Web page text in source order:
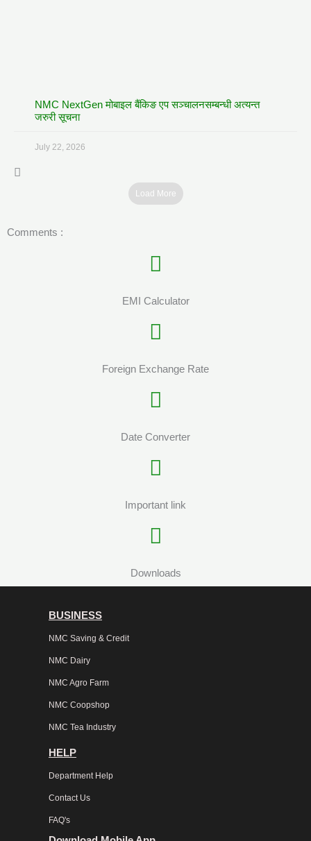
NMC NextGen मोबाइल बैंकिङ एप सञ्चालनसम्बन्धी अत्यन्त
जरुरी सूचना
July 22, 2026
Load More
Comments :
EMI Calculator
Foreign Exchange Rate
Date Converter
Important link
Downloads
BUSINESS
NMC Saving & Credit
NMC Dairy
NMC Agro Farm
NMC Coopshop
NMC Tea Industry
HELP
Department Help
Contact Us
FAQ's